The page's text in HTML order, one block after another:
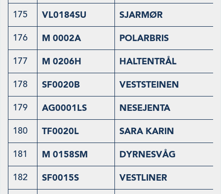
175 VL0184SU SJARMØR
176 M 0002A POLARBRIS
177 M 0206H HALTENTRÅL
178 SF0020B VESTSTEINEN
179 AG0001LS NESEJENTA
180 TF0020L SARA KARIN
181 M 0158SM DYRNESVÅG
182 SF0015S VESTLINER